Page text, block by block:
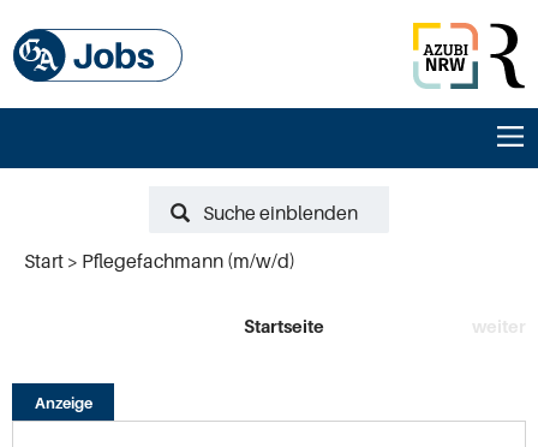
Suche einblenden
Start
Pflegefachmann (m/w/d)
Startseite weiter
Anzeige